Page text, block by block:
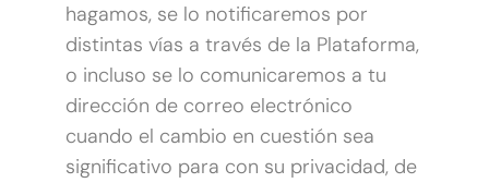
hagamos, se lo notificaremos por
distintas vías a través de la Plataforma,
o incluso se lo comunicaremos a tu
dirección de correo electrónico
cuando el cambio en cuestión sea
significativo para con su privacidad, de